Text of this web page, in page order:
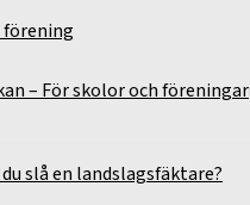
förening
– För skolor och föreningar
slå en landslagsfäktare?